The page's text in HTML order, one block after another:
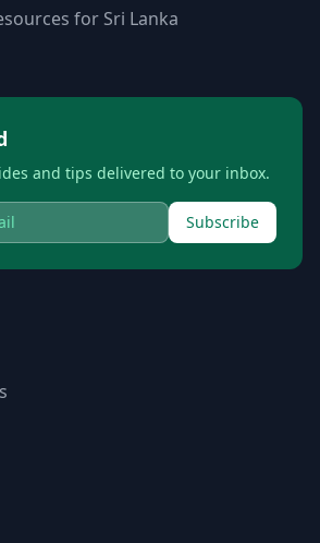
for Sri Lanka
and tips delivered to your inbox.
Subscribe